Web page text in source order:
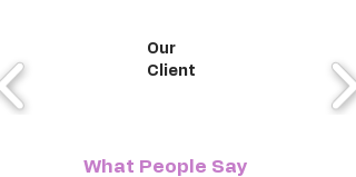
Our
Client
What People Say